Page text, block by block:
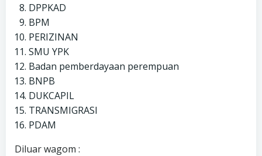
DPPKAD
BPM
PERIZINAN
SMU YPK
Badan pemberdayaan perempuan
BNPB
DUKCAPIL
TRANSMIGRASI
PDAM
Diluar wagom :